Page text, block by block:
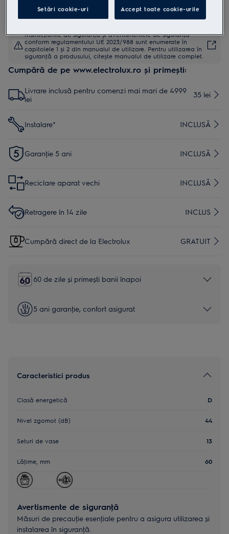
Instrucţiunile de siguranţă și avertismentele de siguranţă
conform regulamentului UE 2023/988 sunt enumerate în
capitolele 1 și 2 din manualul de utilizare. Pentru utilizarea în
siguranţă a produsului, citește manualul de utilizare complet.
Cumpără de pe www.electrolux.ro și primești:
Livrare inclusă pentru comenzi mai mari de 4999
lei
35 lei
Instalare* INCLUSĂ
Garanţie 5 ani INCLUSĂ
Reciclare aparat vechi INCLUSĂ
Retragere în 14 zile INCLUS
Cumpără direct de la Electrolux GRATUIT
60 de zile și primești banii înapoi
5 ani garanţie, confort asigurat
Caracteristici produs
Clasă energetică D
Nivel zgomot (dB) 44
Seturi de vase 13
Lăţime, mm 60
Avertismente de siguranţă
Măsuri de precauţie esenţiale pentru a asigura utilizarea și
instalarea în siguranţă.
Setări cookie-uri Accept toate cookie-urile